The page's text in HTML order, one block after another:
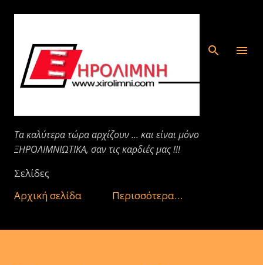
Μετάβαση στο κύριο περιεχόμενο
Τα καλύτερα τώρα αρχίζουν ... και είναι μόνο
ΞΗΡΟΛΙΜΝΙΩΤΙΚΑ, σαν τις καρδιές μας !!!
Σελίδες
Αρχική σελίδα
Περισσότερα…